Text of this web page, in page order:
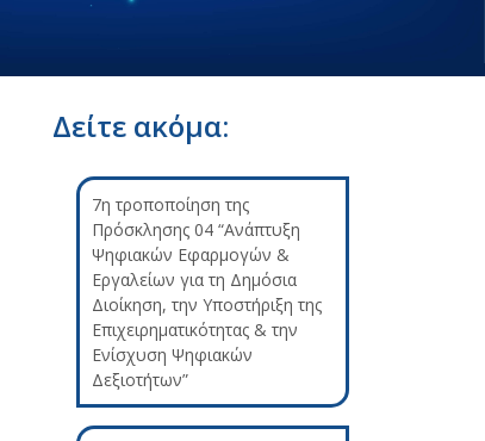
Δείτε ακόμα:
7η τροποποίηση της
Πρόσκλησης 04 “Ανάπτυξη
Ψηφιακών Εφαρμογών &
Εργαλείων για τη Δημόσια
Διοίκηση, την Υποστήριξη της
Επιχειρηματικότητας & την
Ενίσχυση Ψηφιακών
Δεξιοτήτων”